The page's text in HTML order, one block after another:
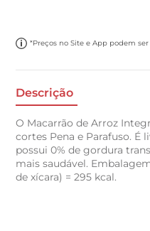
*Preços no Site e App podem
Descrição
O Macarrão de Arroz
cortes Pena e Parafuso. É
possui 0% de gordura
mais saudável.
de xícara) = 295 kcal.